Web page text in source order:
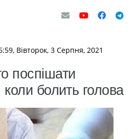
Вівторок, 3 Серпня, 2021
поспішати
коли болить голова